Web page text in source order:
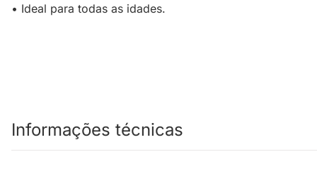
• Ideal para todas as idades.
Informações técnicas